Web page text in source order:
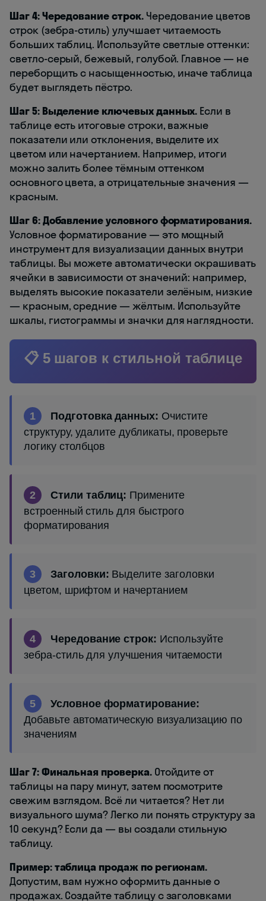
Шаг 4: Чередование строк.Чередование цветов
строк (зебра-стиль) улучшает читаемость
больших таблиц. Используйте светлые оттенки:
светло-серый, бежевый, голубой. Главное — не
переборщить с насыщенностью, иначе таблица
будет выглядеть пёстро.
Шаг 5: Выделение ключевых данных. Если в
таблице есть итоговые строки, важные
показатели или отклонения, выделите их
цветом или начертанием. Например, итоги
можно залить более тёмным оттенком
основного цвета, а отрицательные значения —
красным.
Шаг 6: Добавление условного форматирования.
Условное форматирование — это мощный
инструмент для визуализации данных внутри
таблицы. Вы можете автоматически окрашивать
ячейки в зависимости от значений: например,
выделять высокие показатели зелёным, низкие
— красным, средние — жёлтым. Используйте
шкалы, гистограммы и значки для наглядности.
📋 5 шагов к стильной таблице
1 Подготовка данных: Очистите
структуру, удалите дубликаты, проверьте
логику столбцов
2 Стили таблиц: Примените
встроенный стиль для быстрого
форматирования
3 Заголовки: Выделите заголовки
цветом, шрифтом и начертанием
4 Чередование строк: Используйте
зебра-стиль для улучшения читаемости
5
Условное форматирование:
Добавьте автоматическую визуализацию по
значениям
Шаг 7: Финальная проверка.Отойдите от
таблицы на пару минут, затем посмотрите
свежим взглядом. Всё ли читается? Нет ли
визуального шума? Легко ли понять структуру за
10 секунд? Если да — вы создали стильную
таблицу.
Пример: таблица продаж по регионам.
Допустим, вам нужно оформить данные о
продажах. Создайте таблицу с заголовками